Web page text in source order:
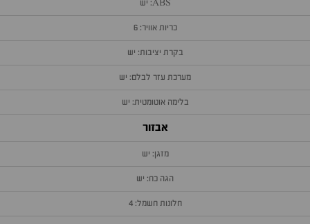
ABS: יש
כריות אוויר: 6
בקרת יציבות: יש
מערכת עזר לבלם: יש
בלימה אוטומטית: יש
אבזור
מזגן: יש
הגה כח: יש
חלונות חשמל: 4